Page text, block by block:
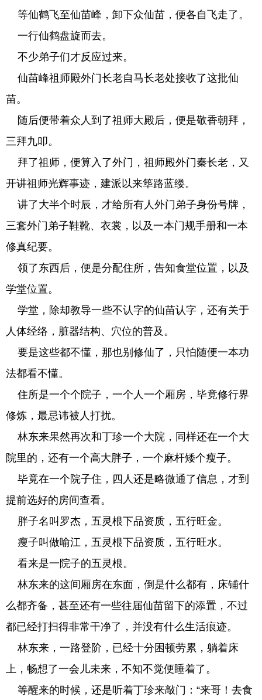
等仙鹤飞至仙苗峰，卸下众仙苗，便各自飞走了。
一行仙鹤盘旋而去。
不少弟子们才反应过来。
仙苗峰祖师殿外门长老自马长老处接收了这批仙
苗。
随后便带着众人到了祖师大殿后，便是敬香朝拜，
三拜九叩。
拜了祖师，便算入了外门，祖师殿外门秦长老，又
开讲祖师光辉事迹，建派以来筚路蓝缕。
讲了大半个时辰，才给所有人外门弟子身份号牌，
三套外门弟子鞋靴、衣裳，以及一本门规手册和一本
修真纪要。
领了东西后，便是分配住所，告知食堂位置，以及
学堂位置。
学堂，除却教导一些不认字的仙苗认字，还有关于
人体经络，脏器结构、穴位的普及。
要是这些都不懂，那也别修仙了，只怕随便一本功
法都看不懂。
住所是一个个院子，一个人一个厢房，毕竟修行界
修炼，最忌讳被人打扰。
林东来果然再次和丁珍一个大院，同样还在一个大
院里的，还有一个高大胖子，一个麻杆矮个瘦子。
毕竟在一个院子住，四人还是略微通了信息，才到
提前选好的房间查看。
胖子名叫罗杰，五灵根下品资质，五行旺金。
瘦子叫做喻江，五灵根下品资质，五行旺水。
看来是一院子的五灵根。
林东来的这间厢房在东面，倒是什么都有，床铺什
么都齐备，甚至还有一些往届仙苗留下的添置，不过
都已经打扫得非常干净了，并没有什么生活痕迹。
林东来，一路登阶，已经十分困顿劳累，躺着床
上，畅想了一会儿未来，不知不觉便睡着了。
等醒来的时候，还是听着丁珍来敲门：“来哥！去食